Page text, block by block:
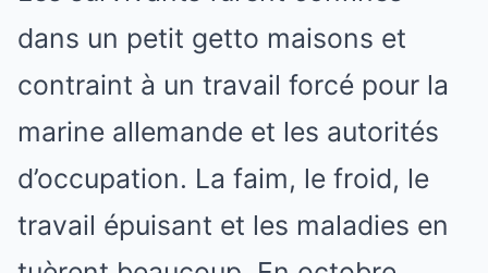
dans un petit getto maisons et
contraint à un travail forcé pour la
marine allemande et les autorités
d’occupation. La faim, le froid, le
travail épuisant et les maladies en